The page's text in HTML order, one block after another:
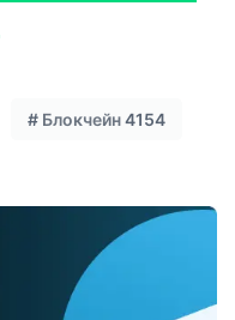
# Блокчейн4154